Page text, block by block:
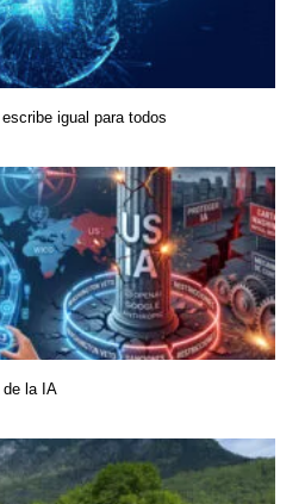
igual para todos
de la IA